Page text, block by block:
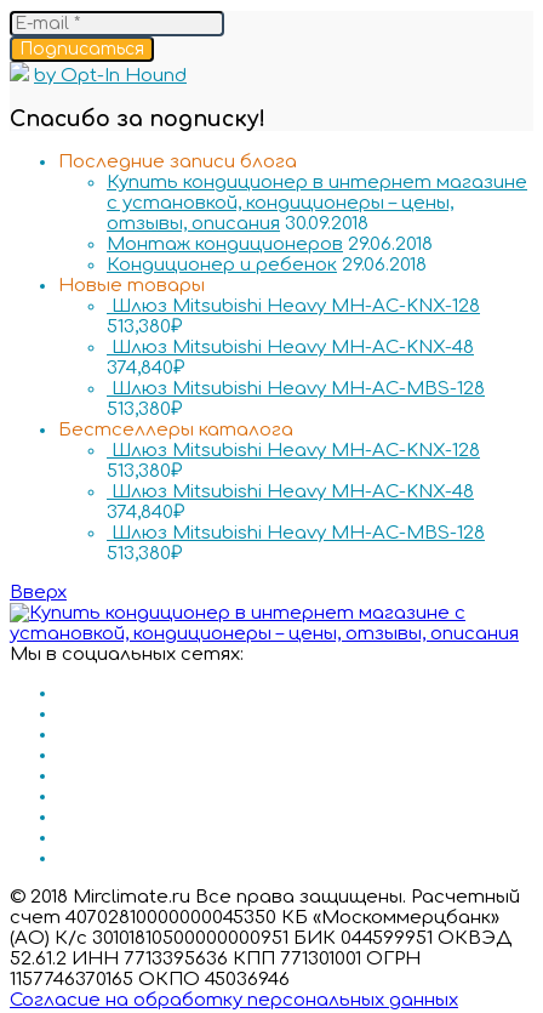
Подписаться
by Opt-In Hound
Спасибо за подписку!
Последние записи блога
Купить кондиционер в интернет магазине
с установкой, кондиционеры – цены,
отзывы, описания 30.09.2018
Монтаж кондиционеров 29.06.2018
Кондиционер и ребенок 29.06.2018
Новые товары
Шлюз Mitsubishi Heavy MH-AC-KNX-128
513,380₽
Шлюз Mitsubishi Heavy MH-AC-KNX-48
374,840₽
Шлюз Mitsubishi Heavy MH-AC-MBS-128
513,380₽
Бестселлеры каталога
Шлюз Mitsubishi Heavy MH-AC-KNX-128
513,380₽
Шлюз Mitsubishi Heavy MH-AC-KNX-48
374,840₽
Шлюз Mitsubishi Heavy MH-AC-MBS-128
513,380₽
Вверх
Мы в социальных сетях:
© 2018 Mirclimate.ru Все права защищены. Расчетный
счет 40702810000000045350 КБ «Москоммерцбанк»
(АО) К/с 30101810500000000951 БИК 044599951 ОКВЭД
52.61.2 ИНН 7713395636 КПП 771301001 ОГРН
1157746370165 ОКПО 45036946
Согласие на обработку персональных данных